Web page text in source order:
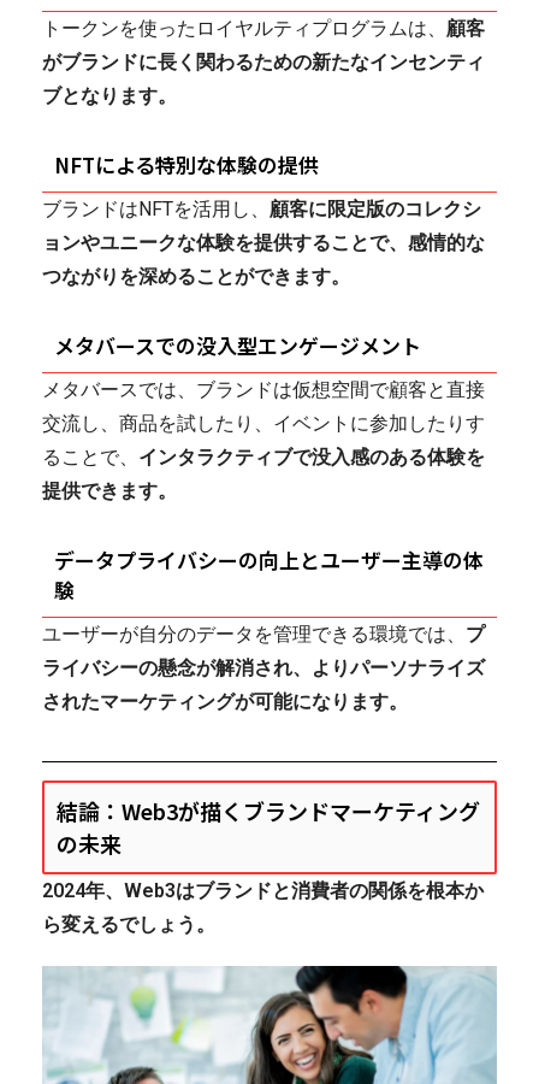
トークンを使ったロイヤルティプログラムは、 顧客
がブランドに長く関わるための新たなインセンティ
ブとなります。
NFTによる特別な体験の提供
ブランドはNFTを活用し、 顧客に限定版のコレクシ
ョンやユニークな体験を提供することで、感情的な
つながりを深めることができます。
メタバースでの没入型エンゲージメント
メタバースでは、ブランドは仮想空間で顧客と直接
交流し、商品を試したり、イベントに参加したりす
ることで、 インタラクティブで没入感のある体験を
提供できます。
データプライバシーの向上とユーザー主導の体
験
ユーザーが自分のデータを管理できる環境では、 プ
ライバシーの懸念が解消され、よりパーソナライズ
されたマーケティングが可能になります。
結論：Web3が描くブランドマーケティング
の未来
2024年、Web3はブランドと消費者の関係を根本か
ら変えるでしょう。